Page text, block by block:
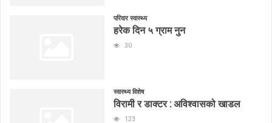
परिवार स्वास्थ्य
हरेक दिन ५ ग्राम नुन
30
स्वास्थ्य विशेष
विरामी र डाक्टर : अविश्वासको खाडल
123